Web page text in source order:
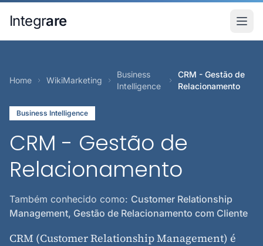
Integrare
Home WikiMarketing
Business
Intelligence
CRM - Gestão de
Relacionamento
Business Intelligence
CRM - Gestão de
Relacionamento
Também conhecido como: Customer Relationship
Management, Gestão de Relacionamento com Cliente
CRM (Customer Relationship Management) é